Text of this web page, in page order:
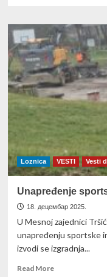
Loznica
u
susret
Novoj
godini
i
Božiću
Video)
Loznica VESTI Vesti
Unapređenje
18. децембар 2025.
U Mesnoj zajednici
unapređenju sportske
izvodi se izgradnja...
Read MoreRead